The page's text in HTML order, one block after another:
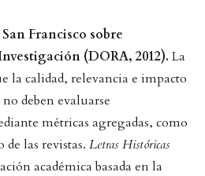
Francisco sobre
(DORA, 2012). La
la calidad, relevancia e impacto
deben evaluarse
métricas agregadas, como
las revistas. Letras Históricas
académica basada en la